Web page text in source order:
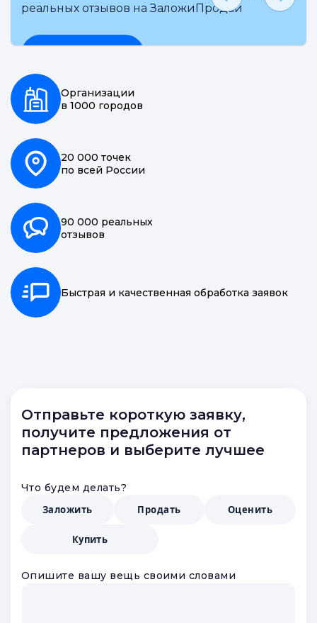
реальных отзывов на ЗаложиПродай
Организации
в 1000 городов
20 000 точек
по всей России
90 000 реальных
отзывов
Быстрая и качественная обработка заявок
Отправьте короткую заявку,
получите предложения от
партнеров и выберите лучшее
Что будем делать?
Заложить
Продать Оценить
Купить
Опишите вашу вещь своими словами